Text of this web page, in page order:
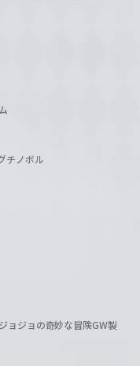
チノボル
ョジョの奇妙な冒険GW製